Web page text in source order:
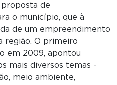
de
o município, que à
de um empreendimento
região. O primeiro
em 2009, apontou
mais diversos temas -
meio ambiente,